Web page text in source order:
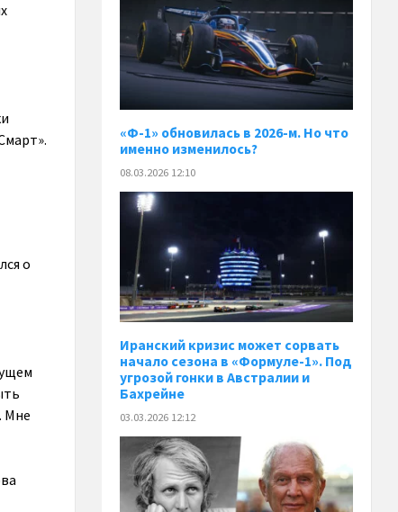
о
Мне
«Ф-1» обновилась в 2026-м. Но что
именно изменилось?
08.03.2026 12:10
Иранский кризис может сорвать
начало сезона в «Формуле-1». Под
угрозой гонки в Австралии и
Бахрейне
03.03.2026 12:12